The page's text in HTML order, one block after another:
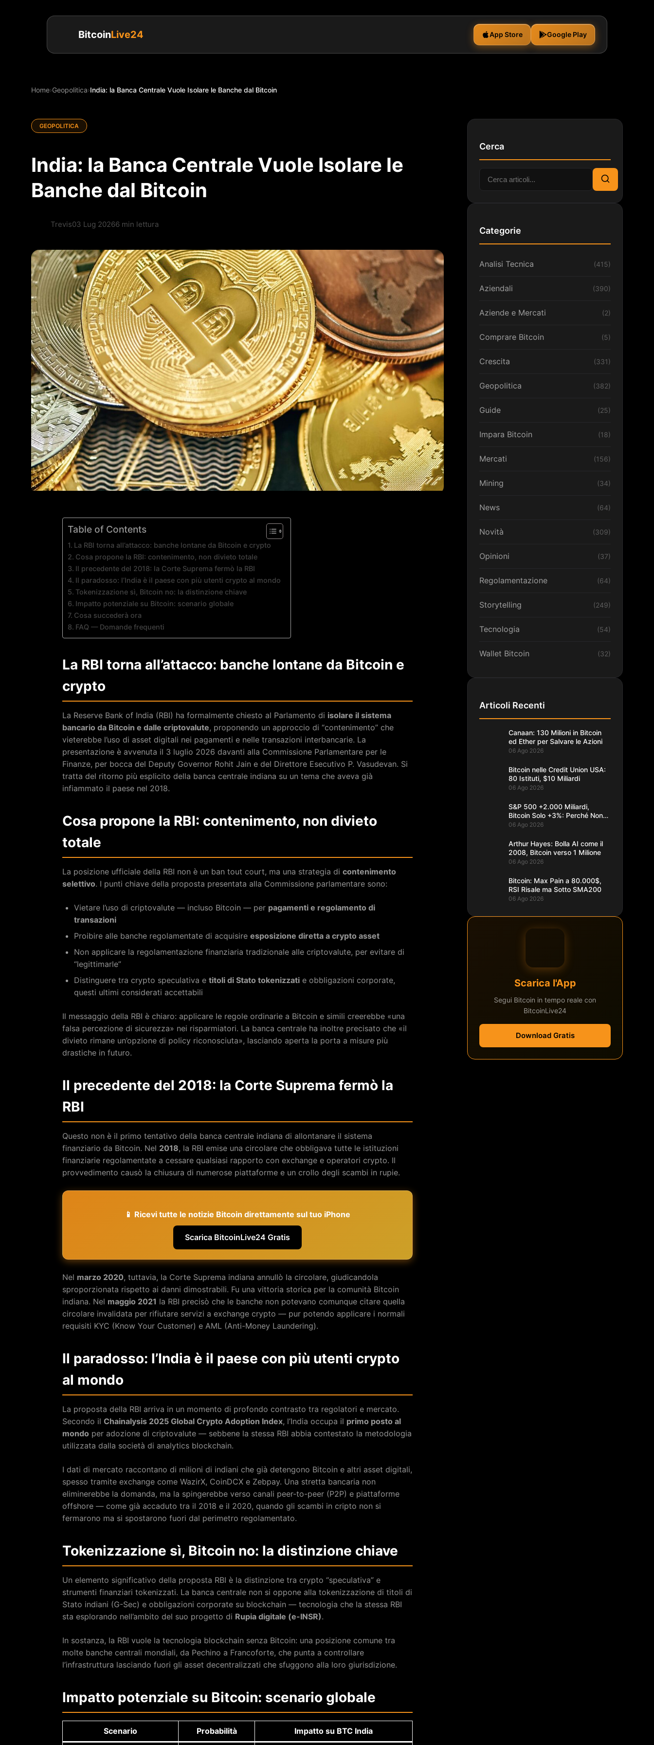
BitcoinLive24 App Store Google Play
Home›Geopolitica›India: la Banca Centrale Vuole Isolare le Banche dal Bitcoin
GEOPOLITICA
India: la Banca Centrale Vuole Isolare le
Banche dal Bitcoin
Trevis03 Lug 20266 min lettura
Table of Contents
La RBI torna all’attacco: banche lontane da Bitcoin e crypto
Cosa propone la RBI: contenimento, non divieto totale
Il precedente del 2018: la Corte Suprema fermò la RBI
Il paradosso: l’India è il paese con più utenti crypto al mondo
Tokenizzazione sì, Bitcoin no: la distinzione chiave
Impatto potenziale su Bitcoin: scenario globale
Cosa succederà ora
FAQ — Domande frequenti
La RBI torna all’attacco: banche lontane da Bitcoin e
crypto
La Reserve Bank of India (RBI) ha formalmente chiesto al Parlamento di isolare il sistema
bancario da Bitcoin e dalle criptovalute, proponendo un approccio di “contenimento” che
vieterebbe l’uso di asset digitali nei pagamenti e nelle transazioni interbancarie. La
presentazione è avvenuta il 3 luglio 2026 davanti alla Commissione Parlamentare per le
Finanze, per bocca del Deputy Governor Rohit Jain e del Direttore Esecutivo P. Vasudevan. Si
tratta del ritorno più esplicito della banca centrale indiana su un tema che aveva già
infiammato il paese nel 2018.
Cosa propone la RBI: contenimento, non divieto
totale
La posizione ufficiale della RBI non è un ban tout court, ma una strategia di contenimento
selettivo. I punti chiave della proposta presentata alla Commissione parlamentare sono:
Vietare l’uso di criptovalute — incluso Bitcoin — per pagamenti e regolamento di
transazioni
Proibire alle banche regolamentate di acquisire esposizione diretta a crypto asset
Non applicare la regolamentazione finanziaria tradizionale alle criptovalute, per evitare di
“legittimarle”
Distinguere tra crypto speculativa e titoli di Stato tokenizzati e obbligazioni corporate,
questi ultimi considerati accettabili
Il messaggio della RBI è chiaro: applicare le regole ordinarie a Bitcoin e simili creerebbe «una
falsa percezione di sicurezza» nei risparmiatori. La banca centrale ha inoltre precisato che «il
divieto rimane un’opzione di policy riconosciuta», lasciando aperta la porta a misure più
drastiche in futuro.
Il precedente del 2018: la Corte Suprema fermò la
RBI
Questo non è il primo tentativo della banca centrale indiana di allontanare il sistema
finanziario da Bitcoin. Nel 2018, la RBI emise una circolare che obbligava tutte le istituzioni
finanziarie regolamentate a cessare qualsiasi rapporto con exchange e operatori crypto. Il
provvedimento causò la chiusura di numerose piattaforme e un crollo degli scambi in rupie.
📱 Ricevi tutte le notizie Bitcoin direttamente sul tuo iPhone
Scarica BitcoinLive24 Gratis
Nel marzo 2020, tuttavia, la Corte Suprema indiana annullò la circolare, giudicandola
sproporzionata rispetto ai danni dimostrabili. Fu una vittoria storica per la comunità Bitcoin
indiana. Nel maggio 2021 la RBI precisò che le banche non potevano comunque citare quella
circolare invalidata per rifiutare servizi a exchange crypto — pur potendo applicare i normali
requisiti KYC (Know Your Customer) e AML (Anti-Money Laundering).
Il paradosso: l’India è il paese con più utenti crypto
al mondo
La proposta della RBI arriva in un momento di profondo contrasto tra regolatori e mercato.
Secondo il Chainalysis 2025 Global Crypto Adoption Index, l’India occupa il primo posto al
mondo per adozione di criptovalute — sebbene la stessa RBI abbia contestato la metodologia
utilizzata dalla società di analytics blockchain.
I dati di mercato raccontano di milioni di indiani che già detengono Bitcoin e altri asset digitali,
spesso tramite exchange come WazirX, CoinDCX e Zebpay. Una stretta bancaria non
eliminerebbe la domanda, ma la spingerebbe verso canali peer-to-peer (P2P) e piattaforme
offshore — come già accaduto tra il 2018 e il 2020, quando gli scambi in cripto non si
fermarono ma si spostarono fuori dal perimetro regolamentato.
Tokenizzazione sì, Bitcoin no: la distinzione chiave
Un elemento significativo della proposta RBI è la distinzione tra crypto “speculativa” e
strumenti finanziari tokenizzati. La banca centrale non si oppone alla tokenizzazione di titoli di
Stato indiani (G-Sec) e obbligazioni corporate su blockchain — tecnologia che la stessa RBI
sta esplorando nell’ambito del suo progetto di Rupia digitale (e-INSR).
In sostanza, la RBI vuole la tecnologia blockchain senza Bitcoin: una posizione comune tra
molte banche centrali mondiali, da Pechino a Francoforte, che punta a controllare
l’infrastruttura lasciando fuori gli asset decentralizzati che sfuggono alla loro giurisdizione.
Impatto potenziale su Bitcoin: scenario globale
Scenario Probabilità Impatto su BTC India
Cerca
Cerca:
Cerca
Categorie
Analisi Tecnica (415)
Aziendali (390)
Aziende e Mercati (2)
Comprare Bitcoin (5)
Crescita (331)
Geopolitica (382)
Guide (25)
Impara Bitcoin (18)
Mercati (156)
Mining (34)
News (64)
Novità (309)
Opinioni (37)
Regolamentazione (64)
Storytelling (249)
Tecnologia (54)
Wallet Bitcoin (32)
Articoli Recenti
Canaan: 130 Milioni in Bitcoin
ed Ether per Salvare le Azioni
06 Ago 2026
Bitcoin nelle Credit Union USA:
80 Istituti, $10 Miliardi
06 Ago 2026
S&P 500 +2.000 Miliardi,
Bitcoin Solo +3%: Perché Non
Segue
06 Ago 2026
Arthur Hayes: Bolla AI come il
2008, Bitcoin verso 1 Milione
06 Ago 2026
Bitcoin: Max Pain a 80.000$,
RSI Risale ma Sotto SMA200
06 Ago 2026
Scarica l'App
Segui Bitcoin in tempo reale con
BitcoinLive24
Download Gratis